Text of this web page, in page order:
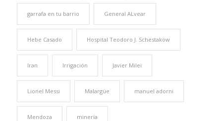
garrafa en tu barrio General ALvear
Hebe Casado Hospital Teodoro J. Schestakow
Iran Irrigación Javier Milei
Lionel Messi Malargüe manuel adorni
Mendoza minería